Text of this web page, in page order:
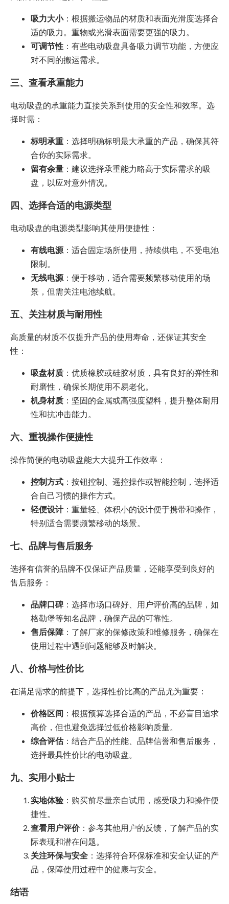
吸力大小：根据搬运物品的材质和表面光滑度选择合
适的吸力。重物或光滑表面需要更强的吸力。
可调节性 ：有些电动吸盘具备吸力调节功能，方便应
对不同的搬运需求。
三、查看承重能力
电动吸盘的承重能力直接关系到使用的安全性和效率。选
择时需：
标明承重 ：选择明确标明最大承重的产品，确保其符
合你的实际需求。
留有余量 ：建议选择承重能力略高于实际需求的吸
盘，以应对意外情况。
四、选择合适的电源类型
电动吸盘的电源类型影响其使用便捷性：
有线电源 ：适合固定场所使用，持续供电，不受电池
限制。
无线电源 ：便于移动，适合需要频繁移动使用的场
景，但需关注电池续航。
五、关注材质与耐用性
高质量的材质不仅提升产品的使用寿命，还保证其安全
性：
吸盘材质 ：优质橡胶或硅胶材质，具有良好的弹性和
耐磨性，确保长期使用不易老化。
机身材质 ：坚固的金属或高强度塑料，提升整体耐用
性和抗冲击能力。
六、重视操作便捷性
操作简便的电动吸盘能大大提升工作效率：
控制方式 ：按钮控制、遥控操作或智能控制，选择适
合自己习惯的操作方式。
轻便设计：重量轻、体积小的设计便于携带和操作，
特别适合需要频繁移动的场景。
七、品牌与售后服务
选择有信誉的品牌不仅保证产品质量，还能享受到良好的
售后服务：
品牌口碑：选择市场口碑好、用户评价高的品牌，如
格勒堡等知名品牌，确保产品的可靠性。
售后保障 ：了解厂家的保修政策和维修服务，确保在
使用过程中遇到问题能够及时解决。
八、价格与性价比
在满足需求的前提下，选择性价比高的产品尤为重要：
价格区间 ：根据预算选择合适的产品，不必盲目追求
高价，但也避免选择过低价格影响质量。
综合评估：结合产品的性能、品牌信誉和售后服务，
选择最具性价比的电动吸盘。
九、实用小贴士
实地体验 ：购买前尽量亲自试用，感受吸力和操作便
捷性。
查看用户评价：参考其他用户的反馈，了解产品的实
际表现和潜在问题。
关注环保与安全 ：选择符合环保标准和安全认证的产
品，保障使用过程中的健康与安全。
结语